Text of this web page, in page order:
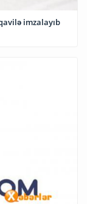
imzalayıb